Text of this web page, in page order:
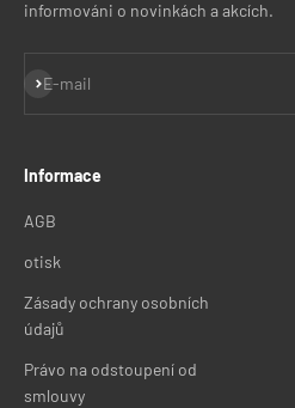
informováni o novinkách a akcích.
E-mail
Přihlásit se k odběru
Informace
AGB
otisk
Zásady ochrany osobních
údajů
Právo na odstoupení od
smlouvy